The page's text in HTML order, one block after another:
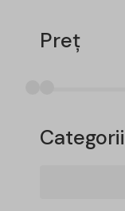
Preț
Categorii